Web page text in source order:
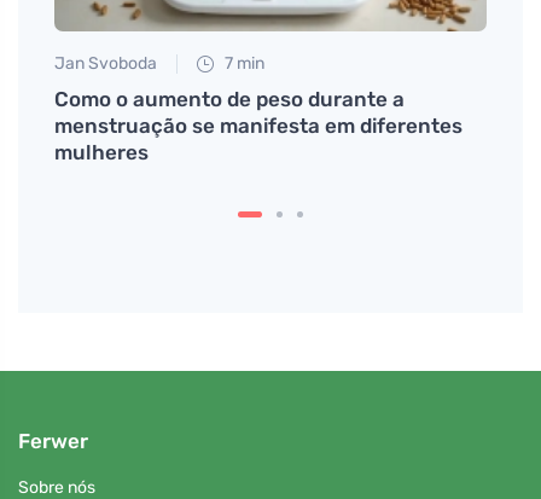
Jan Svoboda 7 min
Como o aumento de peso durante a
menstruação se manifesta em diferentes
mulheres
Ferwer
Sobre nós